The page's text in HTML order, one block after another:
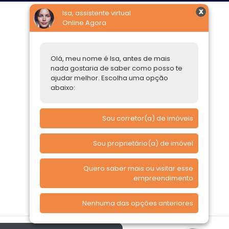
Isa, assistente virtual
Online Agora
Olá, meu nome é Isa, antes de mais
nada gostaria de saber como posso te
ajudar melhor. Escolha uma opção
abaixo:
Sou corretor(a) de imóveis
Sou proprietário(a) de imóvel
Quero saber mais ou visitar esse
empreendimento
Nenhuma das opções anteriores
Comprar ou alugar
Quero Comprar